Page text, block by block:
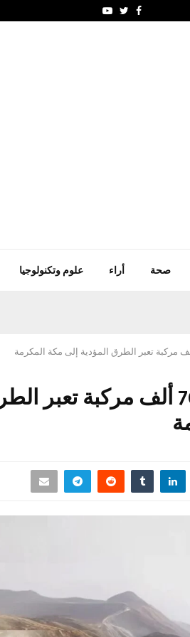
Facebook
Twitter
Youtube
صحة أراء علوم وتكنولوجيا
موسم الحج.. أكثر من 70 ألف مركبة تعبر